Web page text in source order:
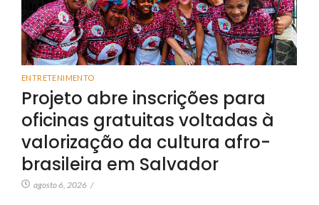
ENTRETENIMENTO
Projeto abre inscrições para
oficinas gratuitas voltadas à
valorização da cultura afro-
brasileira em Salvador
agosto 6, 2026 /